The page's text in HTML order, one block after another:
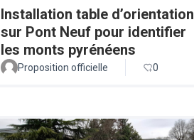
Installation table d’orientation
sur Pont Neuf pour identifier
les monts pyrénéens
Proposition officielle 0